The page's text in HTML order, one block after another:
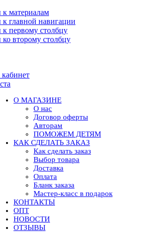
к материалам
главной навигации
первому столбцу
второму столбцу
О МАГАЗИНЕ
О нас
Договор оферты
Авторам
ПОМОЖЕМ ДЕТЯМ
КАК СДЕЛАТЬ ЗАКАЗ
Как сделать заказ
Выбор товара
Доставка
Оплата
Бланк заказа
Мастер-класс в подарок
КОНТАКТЫ
ОПТ
НОВОСТИ
ОТЗЫВЫ